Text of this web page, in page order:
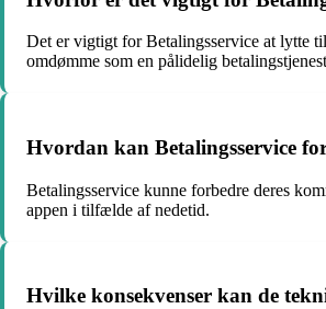
Det er vigtigt for Betalingsservice at lytte
omdømme som en pålidelig
Hvordan kan Betalingsservice
Betalingsservice kunne forbedre deres
appen i tilfælde af nedetid.
Hvilke konsekvenser kan de